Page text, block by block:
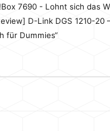
7690 - Lohnt sich das
D-Link DGS 1210-20
für Dummies“